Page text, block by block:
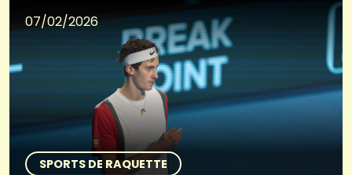
07/02/2026
SPORTS DE RAQUETTE